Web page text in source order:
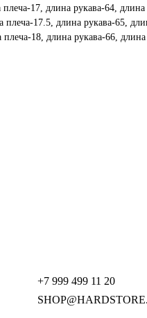
17, длина рукава-64,
17.5, длина рукава-65,
18, длина рукава-66, длина
+7 999 499 11 20